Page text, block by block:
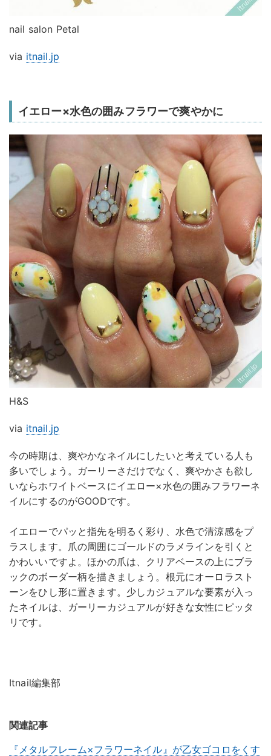
nail salon Petal
via itnail.jp
イエロー×水色の囲みフラワーで爽やかに
H&S
via itnail.jp
今の時期は、爽やかなネイルにしたいと考えている人も
多いでしょう。ガーリーさだけでなく、爽やかさも欲し
いならホワイトベースにイエロー×水色の囲みフラワーネ
イルにするのがGOODです。
イエローでパッと指先を明るく彩り、水色で清涼感をプ
ラスします。爪の周囲にゴールドのラメラインを引くと
かわいいですよ。ほかの爪は、クリアベースの上にブラ
ックのボーダー柄を描きましょう。根元にオーロラスト
ーンをひし形に置きます。少しカジュアルな要素が入っ
たネイルは、ガーリーカジュアルが好きな女性にピッタ
リです。
Itnail編集部
関連記事
『メタルフレーム×フラワーネイル』が乙女ゴコロをくす